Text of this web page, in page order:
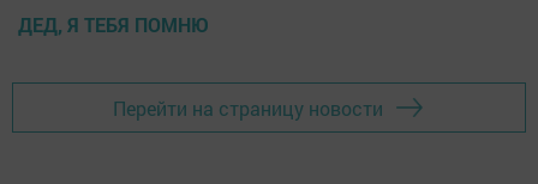
ДЕД, Я ТЕБЯ ПОМНЮ
Перейти на страницу новости